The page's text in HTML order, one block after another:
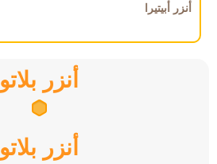
أنزر أبيتيرا
أنزر بلاتو
أنزر بلاتو